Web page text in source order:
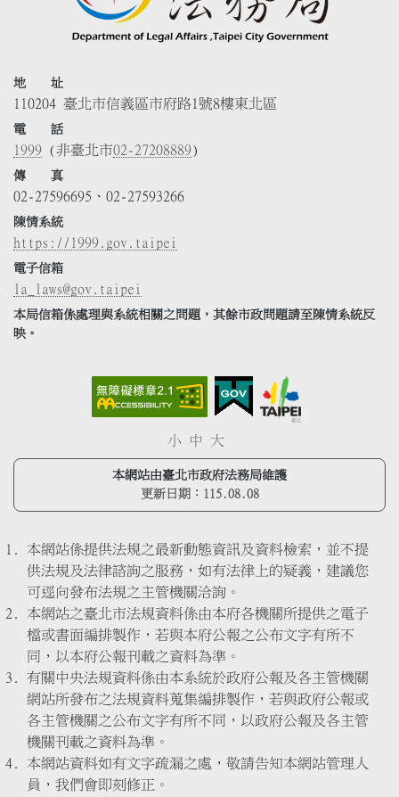
地 址
110204 臺北市信義區市府路1號8樓東北區
電 話
1999 (非臺北市02-27208889)
傳 真
02-27596695、02-27593266
陳情系統
https://1999.gov.taipei
電子信箱
la_laws@gov.taipei
本局信箱係處理與系統相關之問題，其餘市政問題請至陳情系統反
映。
小 中 大
本網站由臺北市政府法務局維護
更新日期： 115.08.08
本網站係提供法規之最新動態資訊及資料檢索，並不提
供法規及法律諮詢之服務，如有法律上的疑義，建議您
可逕向發布法規之主管機關洽詢。
本網站之臺北市法規資料係由本府各機關所提供之電子
檔或書面編排製作，若與本府公報之公布文字有所不
同，以本府公報刊載之資料為準。
有關中央法規資料係由本系統於政府公報及各主管機關
網站所發布之法規資料蒐集編排製作，若與政府公報或
各主管機關之公布文字有所不同，以政府公報及各主管
機關刊載之資料為準。
本網站資料如有文字疏漏之處，敬請告知本網站管理人
員，我們會即刻修正。